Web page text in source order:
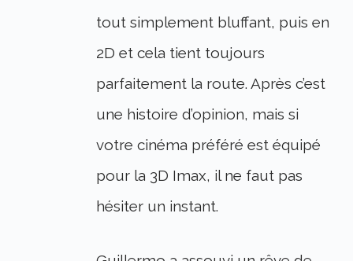
tout simplement bluffant, puis en
2D et cela tient toujours
parfaitement la route. Après c’est
une histoire d’opinion, mais si
votre cinéma préféré est équipé
pour la 3D Imax, il ne faut pas
hésiter un instant.